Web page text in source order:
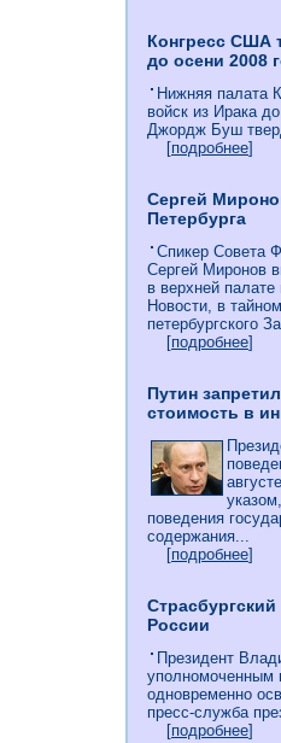
Конгресс США
до осени 2008
Нижняя палата
войск из Ирака
Джордж Буш
[подробнее]
Сергей
Петербурга
Спикер Совета
Сергей Миронов
в верхней
Новости, в
петербургского
[подробнее]
Путин
стоимость в
поведения
содержания...
[подробнее]
России
Президент
уполномоченным
одновременно
пресс-служба
[подробнее]